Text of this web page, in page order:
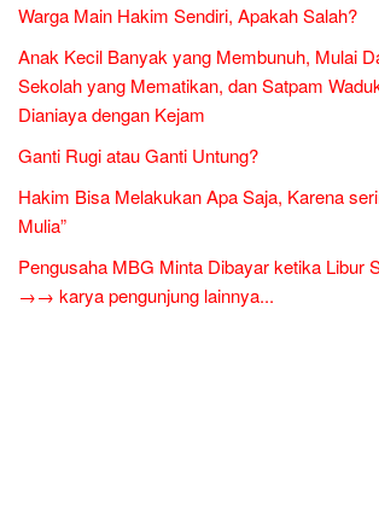
Warga Main Hakim Sendiri, Apakah Salah?
Anak Kecil Banyak yang Membunuh, Mulai
Sekolah yang Mematikan, dan Satpam
Dianiaya dengan Kejam
Ganti Rugi atau Ganti Untung?
Hakim Bisa Melakukan Apa Saja, Karena
Mulia”
Pengusaha MBG Minta Dibayar ketika Libur
→→ karya pengunjung lainnya...